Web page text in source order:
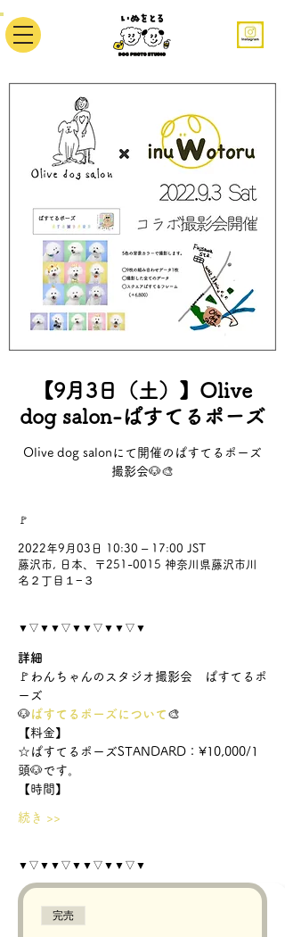
【9月3日（土）】Olive
dog salon-ぱすてるポーズ
Olive dog salonにて開催のぱすてるポーズ
撮影会🐶🎨
🚩
2022年9月03日 10:30 – 17:00 JST
藤沢市, 日本、〒251-0015 神奈川県藤沢市川
名２丁目１−３
▼▽▼▼▽▼▼▽▼▼▽▼
詳細
🚩わんちゃんのスタジオ撮影会　ぱすてるポ
ーズ
🐶ぱすてるポーズについて🎨
【料金】
☆ぱすてるポーズSTANDARD：¥10,000/1
頭🐶です。
【時間】
続き >>
▼▽▼▼▽▼▼▽▼▼▽▼
完売